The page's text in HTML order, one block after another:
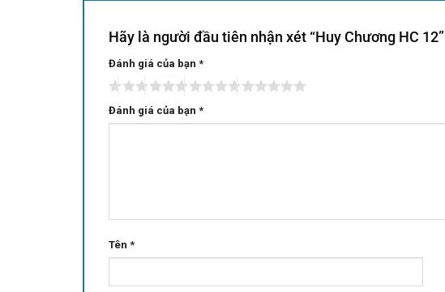
Hãy là người đầu tiên nhận xét “Huy Chương HC 12”
Đánh giá của bạn *
Đánh giá của bạn *
Tên *
Alternative: